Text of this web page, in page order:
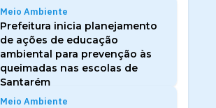
Meio Ambiente
Prefeitura inicia planejamento
de ações de educação
ambiental para prevenção às
queimadas nas escolas de
Santarém
Meio Ambiente